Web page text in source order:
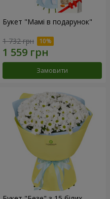
Букет "Мамі в подарунок"
1 732 грн
Замовити